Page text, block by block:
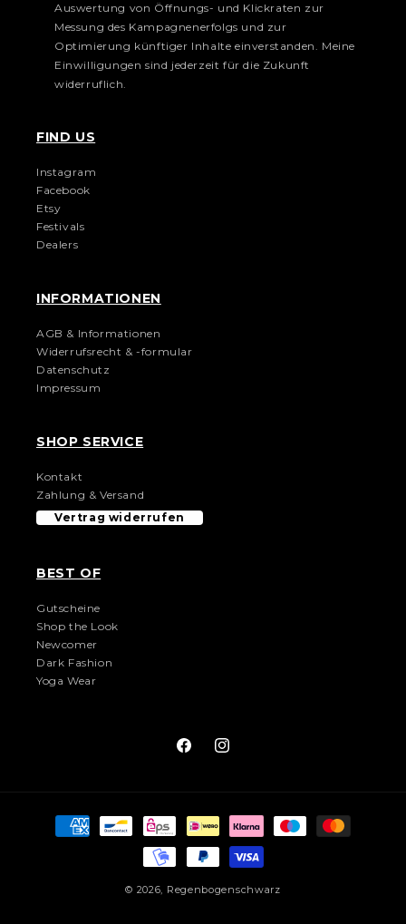
Auswertung von Öffnungs- und Klickraten zur
Messung des Kampagnenerfolgs und zur
Optimierung künftiger Inhalte einverstanden. Meine
Einwilligungen sind jederzeit für die Zukunft
widerruflich.
FIND US
Instagram
Facebook
Etsy
Festivals
Dealers
INFORMATIONEN
AGB & Informationen
Widerrufsrecht & -formular
Datenschutz
Impressum
SHOP SERVICE
Kontakt
Zahlung & Versand
Vertrag widerrufen
BEST OF
Gutscheine
Shop the Look
Newcomer
Dark Fashion
Yoga Wear
FacebookInstagram
Zahlungsmethoden
© 2026, Regenbogenschwarz